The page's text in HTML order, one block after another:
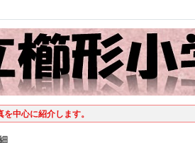
中心に紹介します。